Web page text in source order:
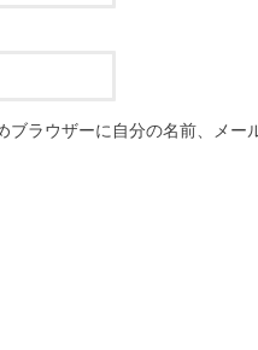
ブラウザーに自分の名前、メー